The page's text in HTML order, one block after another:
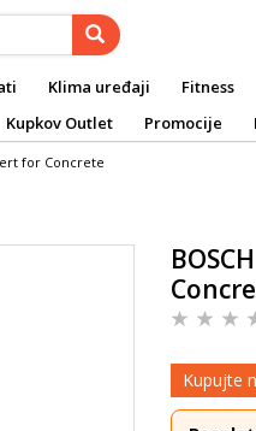
Klima uređaji Fitness
Kupkov Outlet Promocije
for Concrete
Kupujte